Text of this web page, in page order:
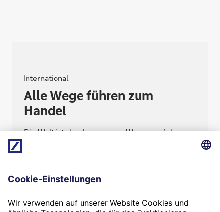
International
Alle Wege führen zum
Handel
Die Welt ist durchzogen von Wegen, auf dem